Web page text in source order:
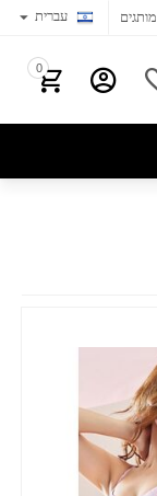
עברית מותגים
0